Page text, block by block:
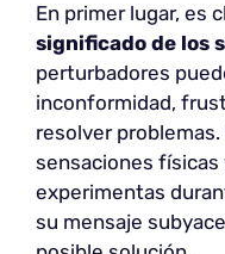
En primer lugar, es
significado de los
perturbadores
inconformidad,
resolver
sensaciones físicas
experimentas
su mensaje